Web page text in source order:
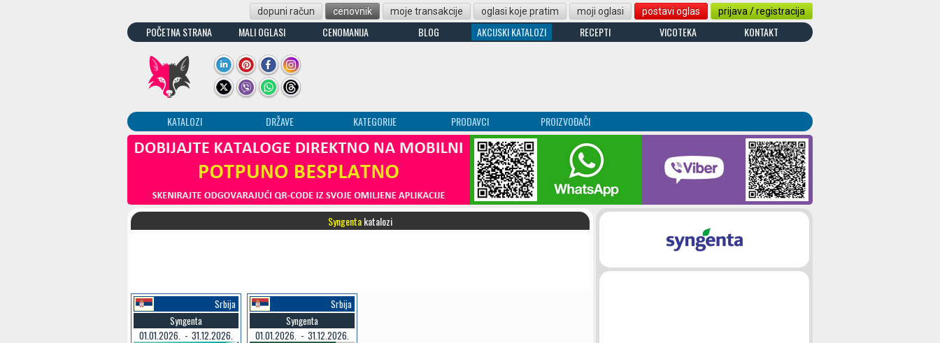
dopuni račun cenovnik moje transakcije oglasi koje pratim moji oglasi postavi oglas prijava / registracija
POČETNA STRANA MALI OGLASI CENOMANIJA BLOG AKCIJSKI KATALOZI RECEPTI VICOTEKA KONTAKT
KATALOZI DRŽAVE KATEGORIJE PRODAVCI PROIZVOĐAČI
Syngentakatalozi
Srbija
Syngenta
01.01.2026. - 31.12.2026.
Srbija
Syngenta
01.01.2026. - 31.12.2026.